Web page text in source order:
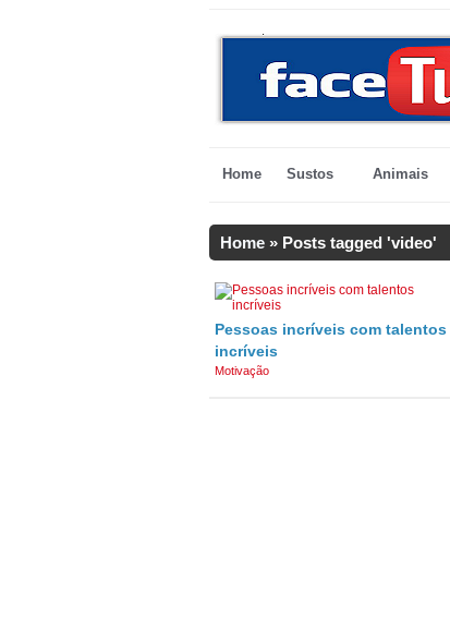
Home Sustos Animais
Home » Posts tagged 'video'
Pessoas incríveis com talentos
incríveis
Motivação